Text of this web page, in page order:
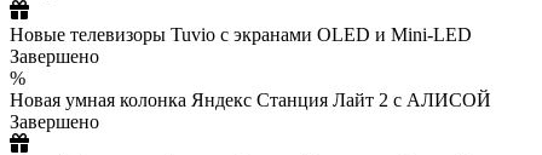
Новые телевизоры Tuvio с экранами OLED и Mini-LED
Завершено
%
Новая умная колонка Яндекс Станция Лайт 2 с АЛИСОЙ
Завершено